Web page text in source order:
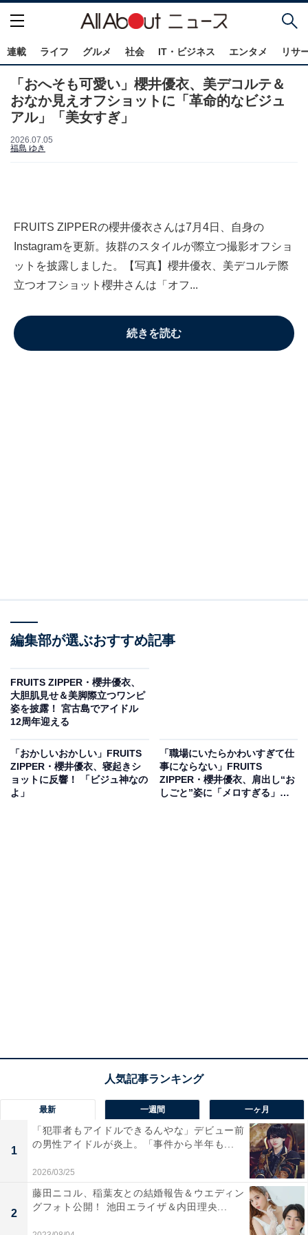
連載 ライフ グルメ 社会 IT・ビジネス エンタメ リサ
「おへそも可愛い」櫻井優衣、美デコルテ＆
おなか見えオフショットに「革命的なビジュ
アル」「美女すぎ」
2026.07.05
福島 ゆき
FRUITS ZIPPERの櫻井優衣さんは7月4日、自身の
Instagramを更新。抜群のスタイルが際立つ撮影オフショ
ットを披露しました。【写真】櫻井優衣、美デコルテ際
立つオフショット櫻井さんは「オフ...
続きを読む
編集部が選ぶおすすめ記事
FRUITS ZIPPER・櫻井優衣、
大胆肌見せ＆美脚際立つワンピ
姿を披露！ 宮古島でアイドル
12周年迎える
「おかしいおかしい」FRUITS
ZIPPER・櫻井優衣、寝起きシ
ョットに反響！ 「ビジュ神なの
よ」
「職場にいたらかわいすぎて仕
事にならない」FRUITS
ZIPPER・櫻井優衣、肩出し“お
しごと”姿に「メロすぎる」反
最新 一週間 一ヶ月
1
「犯罪者もアイドルできるんやな」デビュー前
の男性アイドルが炎上。「事件から半年も...
2026/03/25
2
藤田ニコル、稲葉友との結婚報告＆ウエディン
グフォト公開！ 池田エライザ＆内田理央...